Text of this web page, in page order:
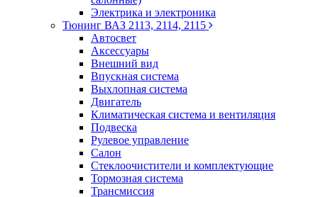
Электрика и электроника
Тюнинг ВАЗ 2113, 2114, 2115
Автосвет
Аксессуары
Внешний вид
Впускная система
Выхлопная система
Двигатель
Климатическая система и вентиляция
Подвеска
Рулевое управление
Салон
Стеклоочистители и комплектующие
Тормозная система
Трансмиссия